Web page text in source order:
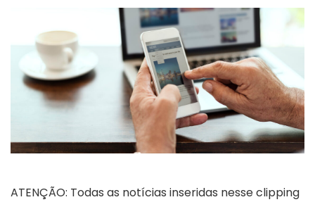
ATENÇÃO: Todas as notícias inseridas nesse clipping